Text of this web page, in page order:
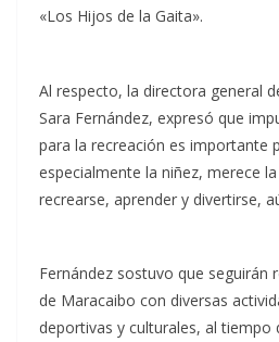
«Los Hijos de la Gaita».
Al respecto, la directora general
Sara Fernández, expresó que
para la recreación es importante
especialmente la niñez, merece
recrearse, aprender y divertirse,
Fernández sostuvo que seguirán
de Maracaibo con diversas
deportivas y culturales, al tiempo